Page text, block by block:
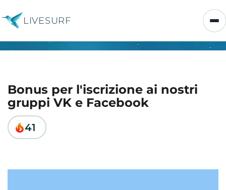
LIVESURF
Bonus per l'iscrizione ai nostri
gruppi VK e Facebook
41